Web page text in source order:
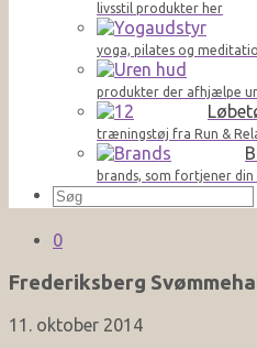
livsstil produkter her
yoga, pilates og
produkter der afhjælpe
træningstøj fra Run &
brands, som fortjener
Søg
efter:
0
Frederiksberg
11. oktober 2014